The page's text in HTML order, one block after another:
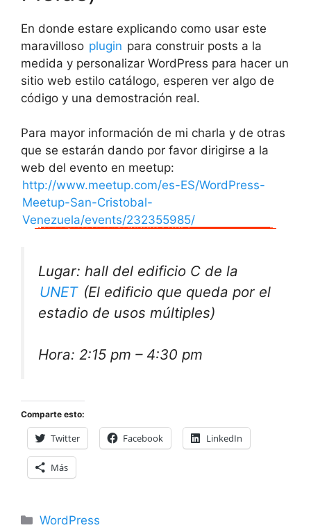
En donde estare explicando como usar este
maravilloso plugin para construir posts a la
medida y personalizar WordPress para hacer un
sitio web estilo catálogo, esperen ver algo de
código y una demostración real.
Para mayor información de mi charla y de otras
que se estarán dando por favor dirigirse a la
web del evento en meetup:
http://www.meetup.com/es-ES/WordPress-
Meetup-San-Cristobal-
Venezuela/events/232355985/
Lugar: hall del edificio C de la
UNET (El edificio que queda por el
estadio de usos múltiples)
Hora: 2:15 pm – 4:30 pm
Comparte esto:
Twitter Facebook LinkedIn
Más
Categorías
WordPress